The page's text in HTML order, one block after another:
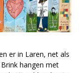
er in Laren, net als
hangen met